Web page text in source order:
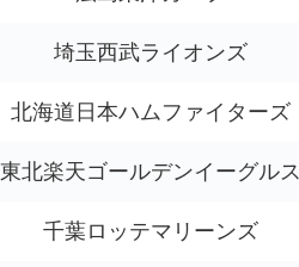
埼玉西武ライオンズ
北海道日本ハムファイターズ
東北楽天ゴールデンイーグルス
千葉ロッテマリーンズ